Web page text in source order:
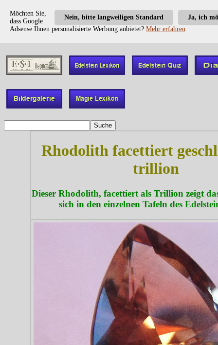
Ja, ich
Nein, bitte langweiligen Standard
Möchten Sie,
dass Google
Adsense Ihnen personalisierte Werbung anbietet? Mehr erfahren
Rhodolith facettiert
trillion
Dieser Rhodolith, facettiert als Trillion zeigt
sich in den einzelnen Tafeln des